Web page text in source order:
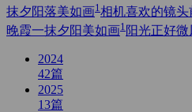
抹夕阳落美如画1 相机喜欢的镜
晚霞一抹夕阳美如画1 阳光正好
2024
42篇
2025
13篇